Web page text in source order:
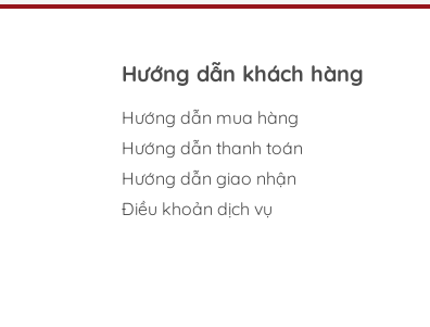
Hướng dẫn khách hàng
Hướng dẫn mua hàng
Hướng dẫn thanh toán
Hướng dẫn giao nhận
Điều khoản dịch vụ